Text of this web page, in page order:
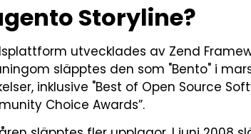
Storyline?
utvecklades av Zend
släpptes den som "Bento" i
inklusive "Best of Open Source
Choice Awards”.